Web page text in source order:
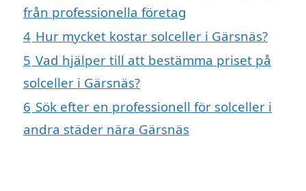
från professionella företag
4 Hur mycket kostar solceller i Gärsnäs?
5 Vad hjälper till att bestämma priset på
solceller i Gärsnäs?
6 Sök efter en professionell för solceller i
andra städer nära Gärsnäs